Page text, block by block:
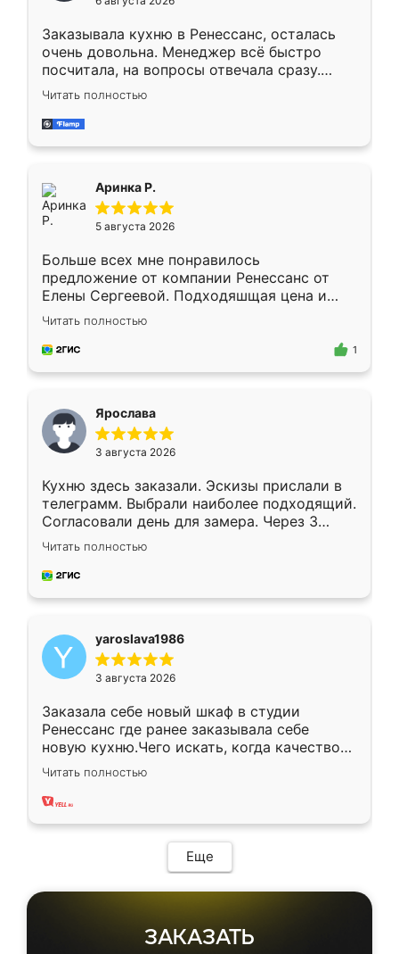
мебели буду заказывать только здесь.
Заказывала кухню в Ренессанс, осталась
очень довольна. Менеджер всё быстро
посчитала, на вопросы отвечала сразу.
Замерщик приехал в субботу, подошёл к
делу со всей ответственностью. Собрали
за день, ребята работали аккуратно, даже
Читать полностью
Аринка Р.
5 августа 2026
Больше всех мне понравилось
предложение от компании Ренессанс от
Елены Сергеевой. Подходяшщая цена и
короткие сроки изготовления. Приехавший
для замера сотрудник Владислав
предложил по моему эскизу самый
Читать полностью
1
Ярослава
3 августа 2026
Кухню здесь заказали. Эскизы прислали в
телеграмм. Выбрали наиболее подходящий.
Согласовали день для замера. Через 3
недели кухня была уже готова. Остались
довольны работой. Спасибо Ренессанс
мебель за качественную работу!
Читать полностью
yaroslava1986
3 августа 2026
Заказала себе новый шкаф в студии
Ренессанс где ранее заказывала себе
новую кухню.Чего искать, когда качеством
вполне довольна. Служит кухня уже почти
два года, нареканий нет.
Читать полностью
Еще
ЗАКАЗАТЬ